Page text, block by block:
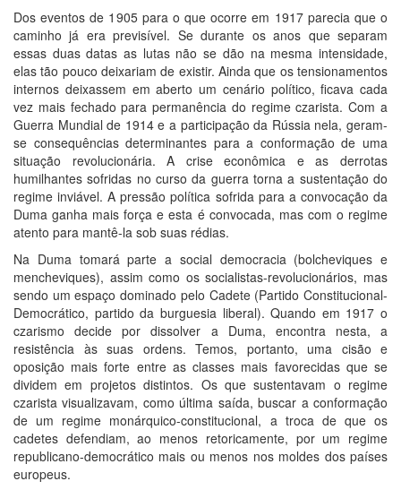
Dos eventos de 1905 para o que ocorre em 1917 parecia que o
caminho já era previsível. Se durante os anos que separam
essas duas datas as lutas não se dão na mesma intensidade,
elas tão pouco deixariam de existir. Ainda que os tensionamentos
internos deixassem em aberto um cenário político, ficava cada
vez mais fechado para permanência do regime czarista. Com a
Guerra Mundial de 1914 e a participação da Rússia nela, geram-
se consequências determinantes para a conformação de uma
situação revolucionária. A crise econômica e as derrotas
humilhantes sofridas no curso da guerra torna a sustentação do
regime inviável. A pressão política sofrida para a convocação da
Duma ganha mais força e esta é convocada, mas com o regime
atento para mantê-la sob suas rédias.
Na Duma tomará parte a social democracia (bolcheviques e
mencheviques), assim como os socialistas-revolucionários, mas
sendo um espaço dominado pelo Cadete (Partido Constitucional-
Democrático, partido da burguesia liberal). Quando em 1917 o
czarismo decide por dissolver a Duma, encontra nesta, a
resistência às suas ordens. Temos, portanto, uma cisão e
oposição mais forte entre as classes mais favorecidas que se
dividem em projetos distintos. Os que sustentavam o regime
czarista visualizavam, como última saída, buscar a conformação
de um regime monárquico-constitucional, a troca de que os
cadetes defendiam, ao menos retoricamente, por um regime
republicano-democrático mais ou menos nos moldes dos países
europeus.